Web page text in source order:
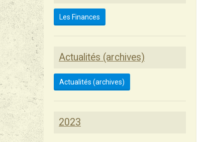
Les Finances
Actualités (archives)
Actualités (archives)
2023